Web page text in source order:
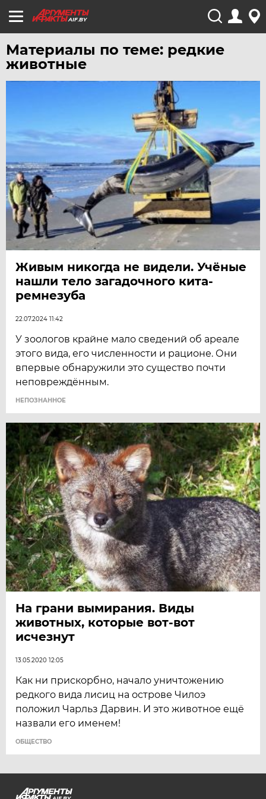
AIF.BY
Материалы по теме: редкие
животные
Живым никогда не видели. Учёные
нашли тело загадочного кита-
ремнезуба
22.07.2024 11:42
У зоологов крайне мало сведений об ареале
этого вида, его численности и рационе. Они
впервые обнаружили это существо почти
неповреждённым.
НЕПОЗНАННОЕ
На грани вымирания. Виды
животных, которые вот-вот
исчезнут
13.05.2020 12:05
Как ни прискорбно, начало уничтожению
редкого вида лисиц на острове Чилоэ
положил Чарльз Дарвин. И это животное ещё
назвали его именем!
ОБЩЕСТВО